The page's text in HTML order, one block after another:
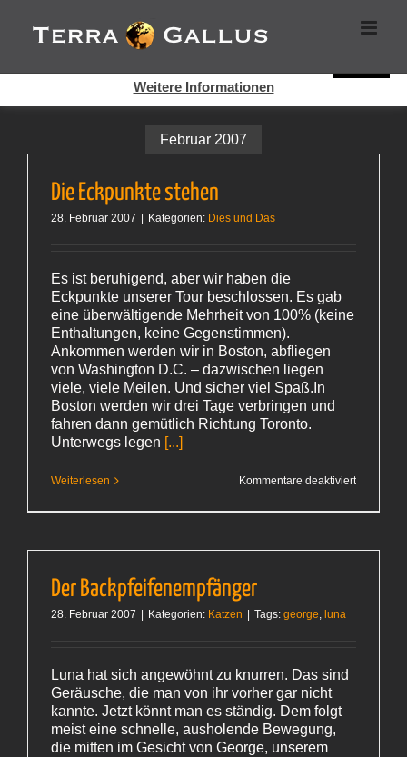
Inhalt
springen
Februar 2007
Die Eckpunkte stehen
28. Februar 2007 Kategorien: Dies und Das
Es ist beruhigend, aber wir haben die
Eckpunkte unserer Tour beschlossen. Es gab
eine überwältigende Mehrheit von 100% (keine
Enthaltungen, keine Gegenstimmen).
Ankommen werden wir in Boston, abfliegen
von Washington D.C. – dazwischen liegen
viele, viele Meilen. Und sicher viel Spaß.In
Boston werden wir drei Tage verbringen und
fahren dann gemütlich Richtung Toronto.
Unterwegs legen [...]
Weiterlesen Kommentare deaktiviertfür
Der Backpfeifenempfänger
28. Februar 2007 Kategorien: Katzen Tags: george, luna
Luna hat sich angewöhnt zu knurren. Das sind
Geräusche, die man von ihr vorher gar nicht
kannte. Jetzt könnt man es ständig. Dem folgt
meist eine schnelle, ausholende Bewegung,
die mitten im Gesicht von George, unserem
Cookies helfen auf auf dieser Seite bei der Bereitstellung der
Dienste. Durch die Nutzung dieser Webseite erklären Sie sich
Weitere Informationen